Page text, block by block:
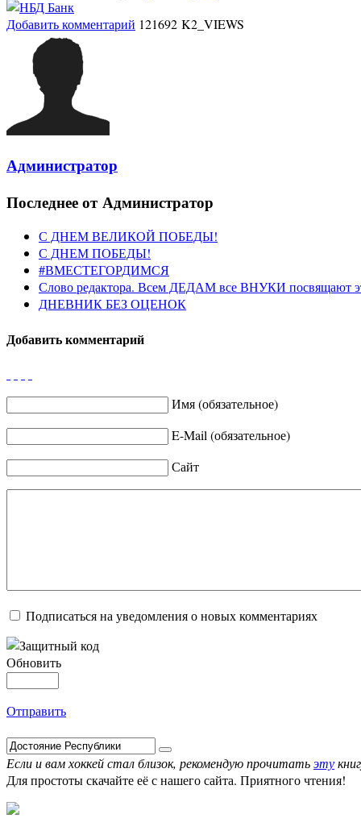
Добавить комментарий 121692 K2_VIEWS
Администратор
Последнее от Администратор
С ДНЕМ ВЕЛИКОЙ ПОБЕДЫ!
С ДНЕМ ПОБЕДЫ!
#ВМЕСТЕГОРДИМСЯ
Слово редактора. Всем ДЕДАМ все ВНУКИ посвящают
ДНЕВНИК БЕЗ ОЦЕНОК
Добавить комментарий
Имя (обязательное)
E-Mail (обязательное)
Сайт
Подписаться на уведомления о новых комментариях
Обновить
Отправить
Если и вам хоккей стал близок, рекомендую прочитатьэту
Для простоты скачайте её с нашего сайта. Приятного чтения!